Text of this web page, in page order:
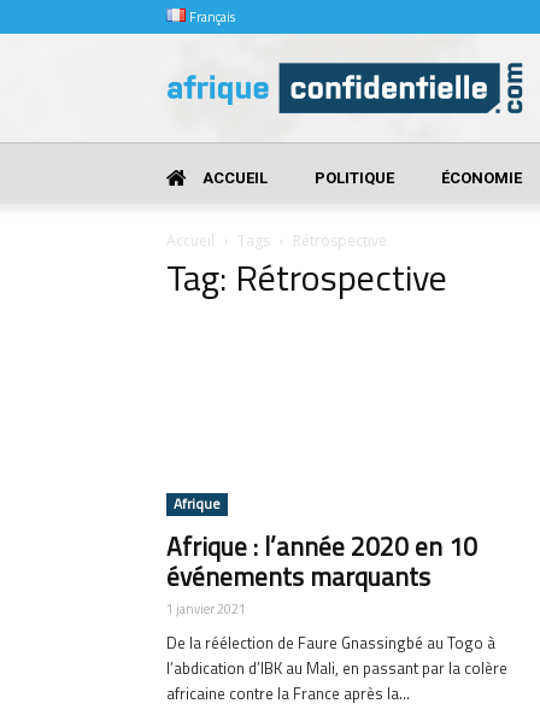
Français
Confidentielle
ACCUEIL POLITIQUE ÉCONOMIE
Accueil Tags Rétrospective
Tag: Rétrospective
Afrique
Afrique : l’année 2020 en 10
événements marquants
1 janvier 2021
De la réélection de Faure Gnassingbé au Togo à
l’abdication d’IBK au Mali, en passant par la colère
africaine contre la France après la...